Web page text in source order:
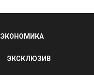
ЭКОНОМИКА
ЭКСКЛЮЗИВ